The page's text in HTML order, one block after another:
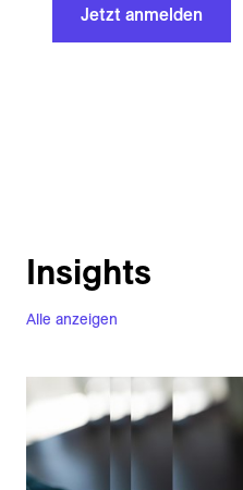
Jetzt anmelden
Alle anzeigen
Insights